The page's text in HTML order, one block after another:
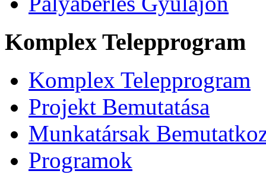
Komplex Telepprogram
Komplex Telepprogram
Projekt Bemutatása
Munkatársak
Programok